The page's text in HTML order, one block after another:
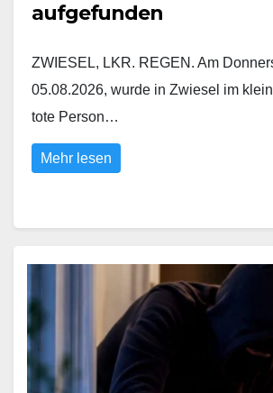
aufgefunden
ZWIESEL, LKR. REGEN. Am
05.08.2026, wurde in Zwiesel im
tote Person…
Mehr lesen